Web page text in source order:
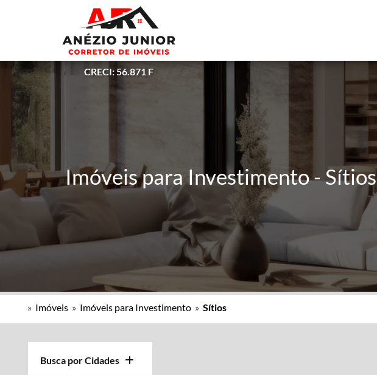
CRECI: 56.871 F
Imóveis para Investimento - Sítios
» Imóveis » Imóveis para Investimento » Sítios
Busca por Cidades